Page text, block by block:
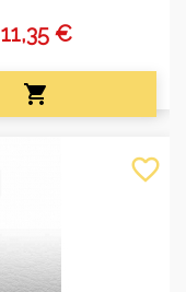
11,35 €

favorite_border